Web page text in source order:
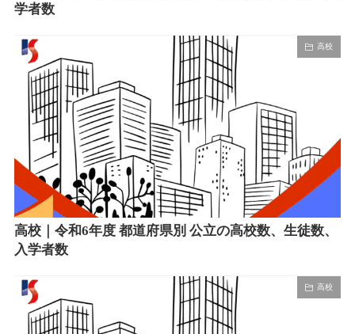
学者数
高校
高校｜令和6年度 都道府県別 公立の高校数、生徒数、
入学者数
高校